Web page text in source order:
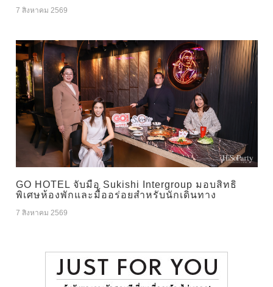
7 สิงหาคม 2569
GO HOTEL จับมือ Sukishi Intergroup มอบสิทธิ
พิเศษห้องพักและมื้ออร่อยสำหรับนักเดินทาง
7 สิงหาคม 2569